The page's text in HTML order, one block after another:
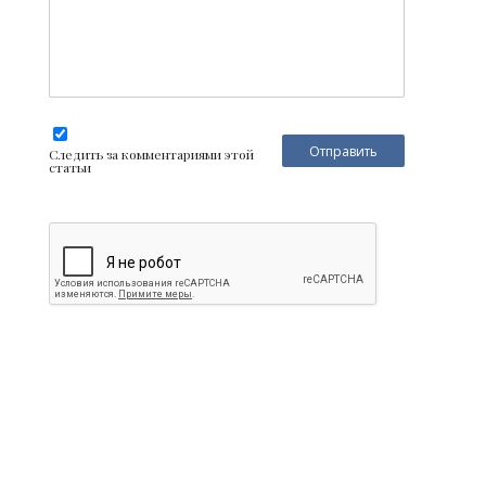
Следить за комментариями этой
статьи